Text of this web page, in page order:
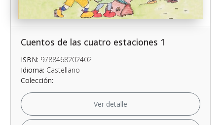
Cuentos de las cuatro estaciones 1
ISBN: 9788468202402
Idioma: Castellano
Colección:
Ver detalle